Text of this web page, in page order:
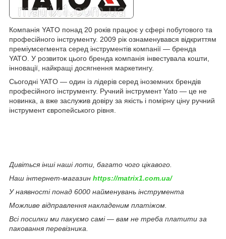
Компанія YATO понад 20 років працює у сфері побутового та
професійного інструменту. 2009 рік ознаменувався відкриттям
преміумсегмента серед інструментів компанії — бренда
YATO. У розвиток цього бренда компанія інвестувала кошти,
інновації, найкращі досягнення маркетингу.
Сьогодні YATO — один із лідерів серед іноземних брендів
професійного інструменту. Ручний інструмент Yato — це не
новинка, а вже заслужив довіру за якість і помірну ціну ручний
інструмент європейського рівня.
Дивіться інші наші лоти, багато чого цікавого.
Наш інтернет-магазин https://matrix1.com.ua/
У наявності понад 6000 найменувань інструмента
Можливе відправлення накладеним платіжом.
Всі посилки ми пакуємо самі — вам не треба платити за
паковання перевізника.